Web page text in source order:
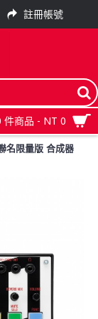
註冊帳號
件商品 - NT 0
名限量版 合成器